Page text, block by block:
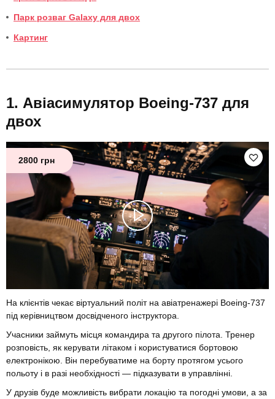
Парк розваг Galaxy для двох
Картинг
Авіасимулятор Boeing-737 для
двох
2800 грн
На клієнтів чекає віртуальний політ на авіатренажері Boeing-737
під керівництвом досвідченого інструктора.
Учасники займуть місця командира та другого пілота. Тренер
розповість, як керувати літаком і користуватися бортовою
електронікою. Він перебуватиме на борту протягом усього
польоту і в разі необхідності — підказувати в управлінні.
У друзів буде можливість вибрати локацію та погодні умови, а за